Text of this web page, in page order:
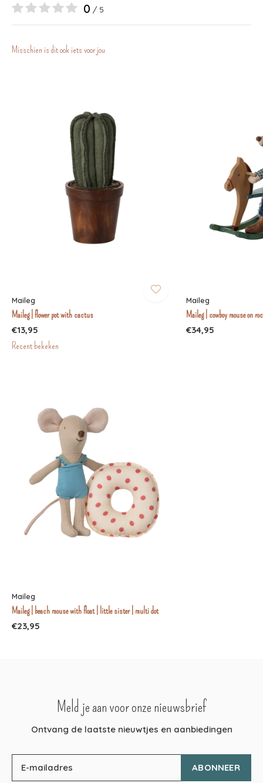
0 / 5
Misschien is dit ook iets voor jou
Maileg
Maileg | flower pot with cactus
€13,95
Maileg
Maileg | cowboy mouse on
€34,95
Recent bekeken
Maileg
Maileg | beach mouse with float | little sister | multi dot
€23,95
Meld je aan voor onze nieuwsbrief
Ontvang de laatste nieuwtjes en aanbiedingen
ABONNEER